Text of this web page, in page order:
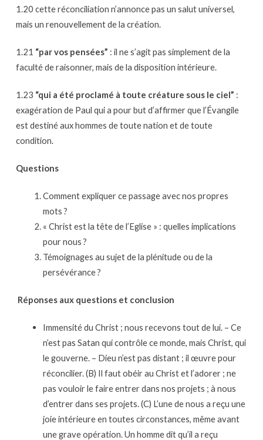
1.20 cette réconciliation n’annonce pas un salut universel,
mais un renouvellement de la création.
1.21 “par vos pensées” : il ne s’agit pas simplement de la
faculté de raisonner, mais de la disposition intérieure.
1.23 “qui a été proclamé à toute créature sous le ciel” :
exagération de Paul qui a pour but d’affirmer que l’Évangile
est destiné aux hommes de toute nation et de toute
condition.
Questions
Comment expliquer ce passage avec nos propres
mots ?
« Christ est la tête de l’Eglise » : quelles implications
pour nous ?
Témoignages au sujet de la plénitude ou de la
persévérance ?
Réponses aux questions et conclusion
Immensité du Christ ; nous recevons tout de lui. – Ce
n’est pas Satan qui contrôle ce monde, mais Christ, qui
le gouverne. – Dieu n’est pas distant ; il œuvre pour
réconcilier. (B) Il faut obéir au Christ et l’adorer ; ne
pas vouloir le faire entrer dans nos projets ; à nous
d’entrer dans ses projets. (C) L’une de nous a reçu une
joie intérieure en toutes circonstances, même avant
une grave opération. Un homme dit qu’il a reçu